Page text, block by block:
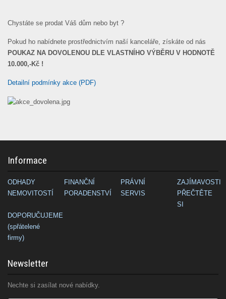
Chystáte se prodat Váš dům nebo byt ?
Pokud ho nabídnete prostřednictvím naší kanceláře, získáte od nás
POUKAZ NA DOVOLENOU DLE VLASTNÍHO VÝBĚRU V HODNOTĚ
10.000,-Kč !
Detailní podmínky akce (PDF)
Informace
ODHADY
NEMOVITOSTÍ
FINANČNÍ
PORADENSTVÍ
PRÁVNÍ
SERVIS
ZAJÍMAVOSTI
PŘEČTĚTE
SI
DOPORUČUJEME
(spřátelené
firmy)
Newsletter
Nechte si zasílat nové nabídky.